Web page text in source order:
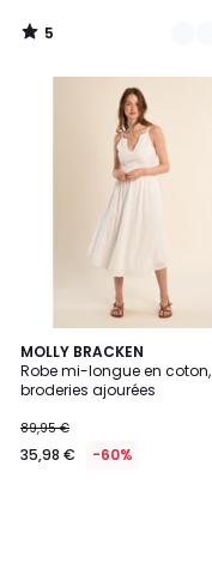
5
/
MOLLY BRACKEN
Robe mi-longue en coton,
broderies ajourées
89,95 €
35,98 € -60%